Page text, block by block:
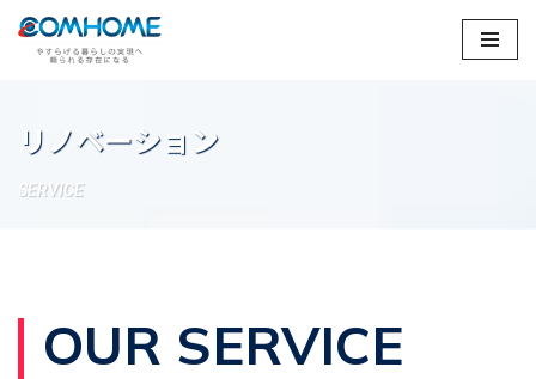
テ
ン
ツ
リノベーション
SERVICE
OUR SERVICE